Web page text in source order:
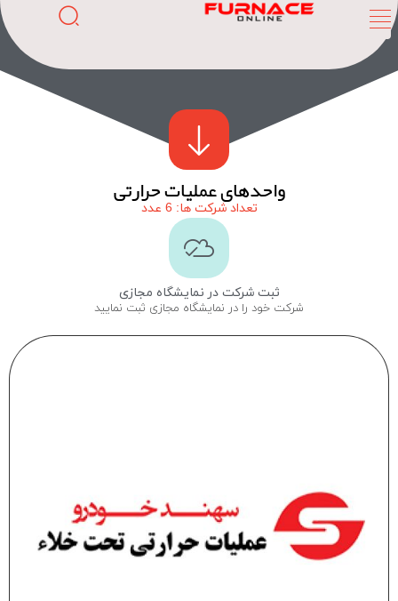
واحدهای عملیات حرارتی
تعداد شرکت ها: 6 عدد
ثبت شرکت در نمایشگاه مجازی
شرکت خود را در نمایشگاه مجازی ثبت نمایید